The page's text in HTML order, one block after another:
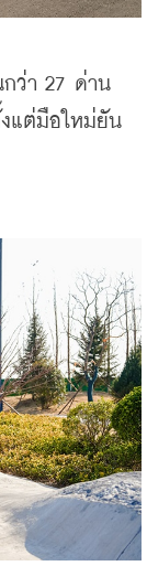
กว่า 27 ด่าน
แต่มือใหม่ยัน